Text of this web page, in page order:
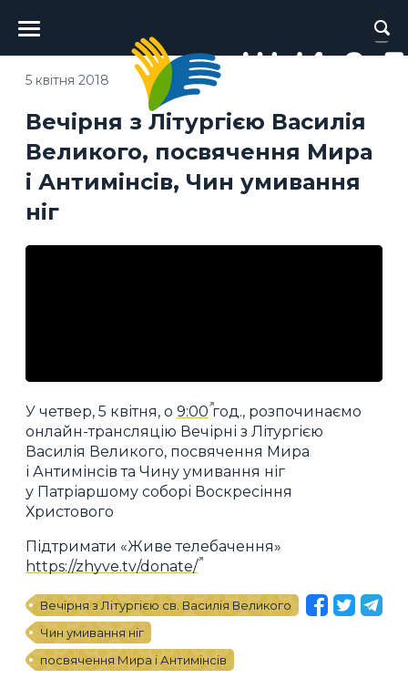
Головне
меню
Вечірня з Літургією Василія
Великого, посвячення Мира
і Антимінсів, Чин умивання
ніг
5 квітня 2018
У четвер, 5 квітня, о 9:00год., розпочинаємо
онлайн-трансляцію Вечірні з Літургією
Василія Великого, посвячення Мира
і Антимінсів та Чину умивання ніг
у Патріаршому соборі Воскресіння
Христового
Підтримати «Живе телебачення»
https://zhyve.tv/donate/
Вечірня з Літургією св. Василія Великого
Чин умивання ніг
посвячення Мира і Антимінсів